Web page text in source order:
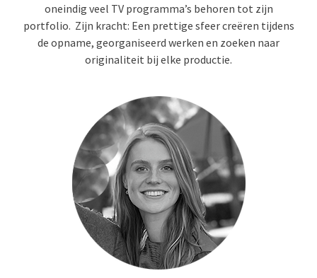
oneindig veel TV programma’s behoren tot zijn
portfolio. Zijn kracht: Een prettige sfeer creëren tijdens
de opname, georganiseerd werken en zoeken naar
originaliteit bij elke productie.